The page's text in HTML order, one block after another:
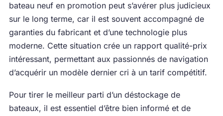
bateau neuf en promotion peut s’avérer plus judicieux
sur le long terme, car il est souvent accompagné de
garanties du fabricant et d’une technologie plus
moderne. Cette situation crée un rapport qualité-prix
intéressant, permettant aux passionnés de navigation
d’acquérir un modèle dernier cri à un tarif compétitif.
Pour tirer le meilleur parti d’un déstockage de
bateaux, il est essentiel d’être bien informé et de